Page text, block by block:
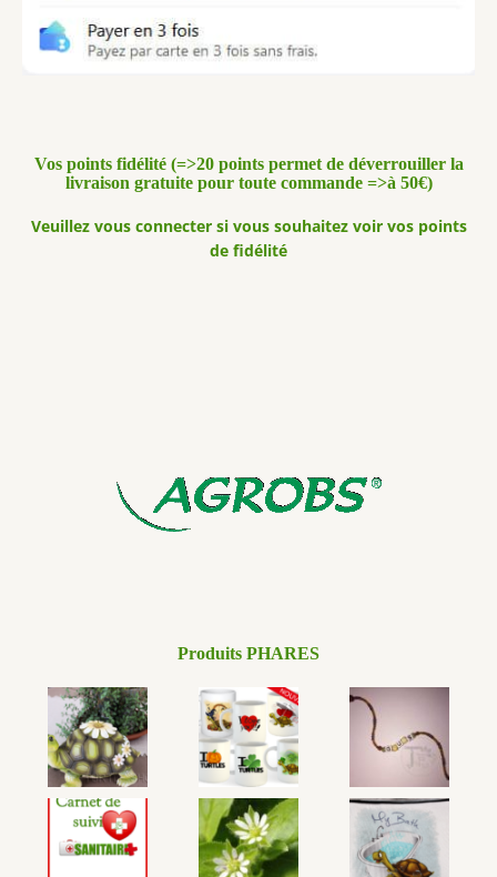
Vos points fidélité (=>20 points permet de déverrouiller la
livraison gratuite pour toute commande =>à 50€)
Veuillez vous connecter si vous souhaitez voir vos points
de fidélité
Produits PHARES